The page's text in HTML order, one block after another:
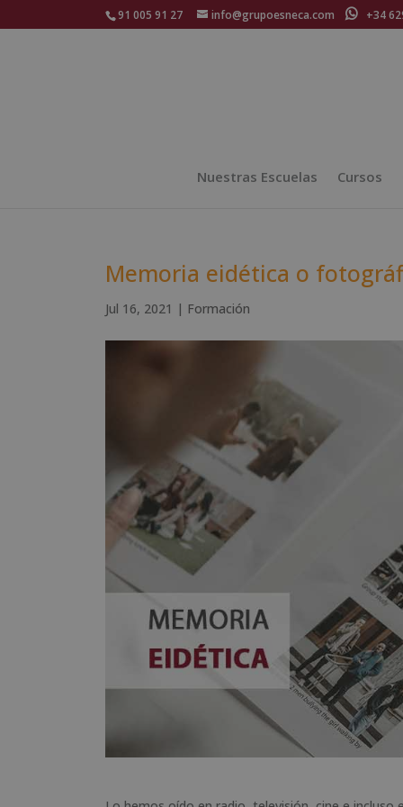
91 005 91 27 info@grupoesneca.com +34
Nuestras Escuelas Cursos
Memoria eidética o
Jul 16, 2021 | Formación